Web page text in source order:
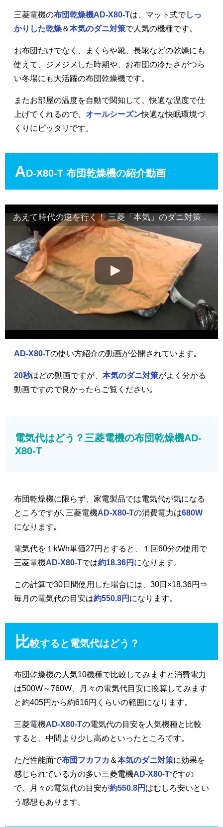
三菱電機の布団乾燥機AD-X80-Tは、マット式でしっ
かりした乾燥＆本気のダニ対策で人気の機種です。
お布団だけでなく、まくらや靴、長靴などの乾燥にも
使えて、ジメジメした時期や、お布団の冷たさがつら
い冬場にも大活躍の布団乾燥機です。
またお部屋の温度を自動で関知して、快適な温度で仕
上げてくれるので、 オールシーズン快適な快眠環境づ
くりにピッタリです。
AD-X80-T 布団乾燥機の紹介動画
あえて時代の逆を行く！ 三菱「本気」のダニ対策とは？
AD-X80-Tの使い方紹介の動画が公開されています｡
20秒ほどの動画ですが、 本気のダニ対策がよく分かる
動画ですので良かったらご覧ください｡
電気代はどう？三菱電機の布団乾燥機AD-
X80-T
布団乾燥機に限らず、家電製品では電気代が気になる
ところですが､三菱電機AD-X80-Tの消費電力は680W
になります｡
電気代を１kWh単価27円とすると、１回60分の使用で
三菱電機AD-X80-Tでは約18.36円 になります。
この計算で30日間使用した場合には、30日×18.36円⇒
毎月の電気代の目安は約550.8円 になります。
比較すると電気代はどう？
布団乾燥機の人気10機種で比較してみますと消費電力
は500W～760W、月々の電気代目安に換算してみます
と約405円から約616円くらいの範囲になります。
三菱電機AD-X80-Tの電気代の目安を人気機種と比較
すると、中間より少し高めといったところです。
ただ性能面で布団フカフカ ＆本気のダニ対策に効果を
感じられている方の多い三菱電機AD-X80-Tですの
で、月々の電気代の目安が約550.8円 はむしろ安いとい
う感想もあります。